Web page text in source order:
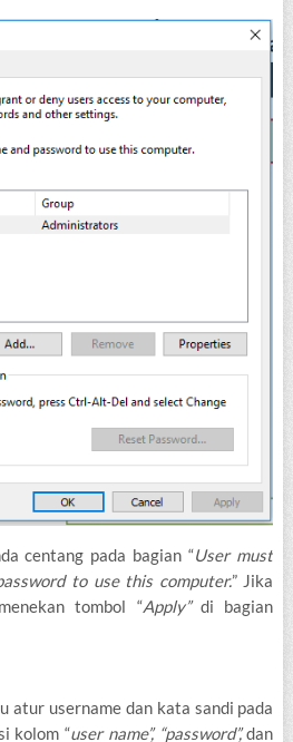
centang pada bagian “User must
to use this computer.” Jika
tombol “Apply”di bagian
atur username dan kata sandi pada
kolom “user name”, “password”,dan